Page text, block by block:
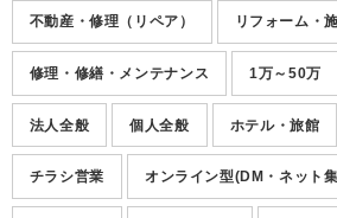
不動産・修理（リペア） リフォーム・
修理・修繕・メンテナンス 1万～50万
法人全般 個人全般 ホテル・旅館
チラシ営業 オンライン型(DM・ネット